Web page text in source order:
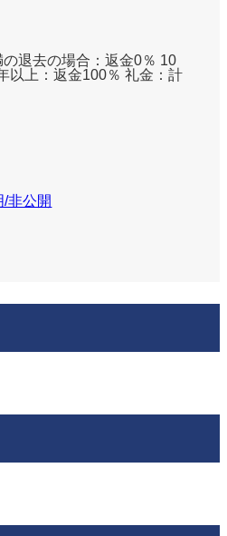
退去の場合：返金0％ 10
以上：返金100％ 礼金：計
/非公開